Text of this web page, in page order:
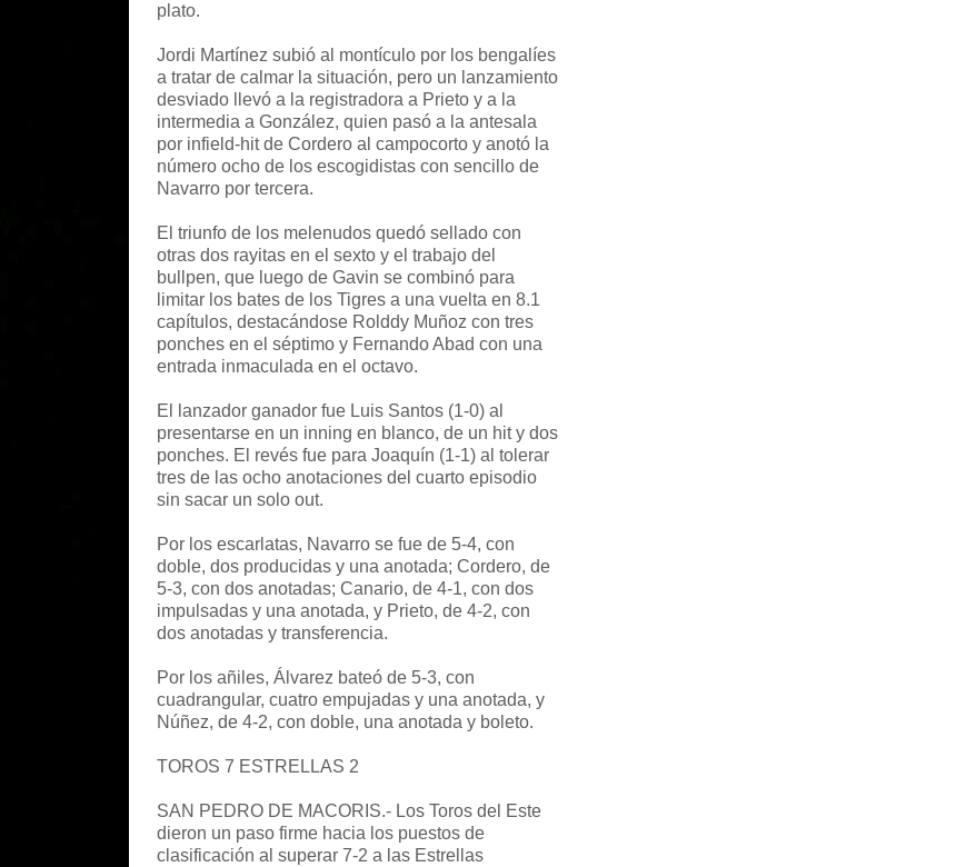
plato.
Jordi Martínez subió al montículo por los bengalíes
a tratar de calmar la situación, pero un lanzamiento
desviado llevó a la registradora a Prieto y a la
intermedia a González, quien pasó a la antesala
por infield-hit de Cordero al campocorto y anotó la
número ocho de los escogidistas con sencillo de
Navarro por tercera.
El triunfo de los melenudos quedó sellado con
otras dos rayitas en el sexto y el trabajo del
bullpen, que luego de Gavin se combinó para
limitar los bates de los Tigres a una vuelta en 8.1
capítulos, destacándose Rolddy Muñoz con tres
ponches en el séptimo y Fernando Abad con una
entrada inmaculada en el octavo.
El lanzador ganador fue Luis Santos (1-0) al
presentarse en un inning en blanco, de un hit y dos
ponches. El revés fue para Joaquín (1-1) al tolerar
tres de las ocho anotaciones del cuarto episodio
sin sacar un solo out.
Por los escarlatas, Navarro se fue de 5-4, con
doble, dos producidas y una anotada; Cordero, de
5-3, con dos anotadas; Canario, de 4-1, con dos
impulsadas y una anotada, y Prieto, de 4-2, con
dos anotadas y transferencia.
Por los añiles, Álvarez bateó de 5-3, con
cuadrangular, cuatro empujadas y una anotada, y
Núñez, de 4-2, con doble, una anotada y boleto.
TOROS 7 ESTRELLAS 2
SAN PEDRO DE MACORIS.- Los Toros del Este
dieron un paso firme hacia los puestos de
clasificación al superar 7-2 a las Estrellas